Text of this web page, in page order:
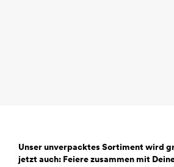
Unser unverpacktes Sortiment wird
jetzt auch: Feiere zusammen mit